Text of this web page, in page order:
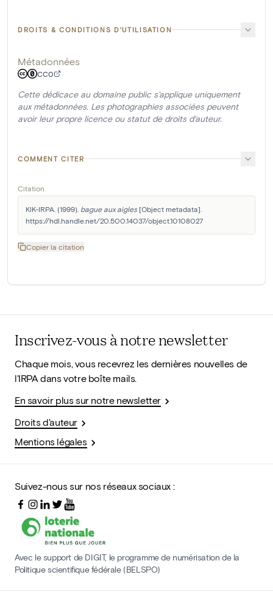
DROITS & CONDITIONS D'UTILISATION
Métadonnées
CC0
Cette dédicace au domaine public s'applique uniquement
aux métadonnées. Les photographies associées peuvent
avoir leur propre licence ou statut de droits d'auteur.
COMMENT CITER
Citation
KIK-IRPA. (1999). bague aux aigles [Object metadata].
https://hdl.handle.net/20.500.14037/object.10108027
Copier la citation
Inscrivez-vous à notre newsletter
Chaque mois, vous recevrez les dernières nouvelles de
l'IRPA dans votre boîte mails.
En savoir plus sur notre newsletter
Droits d'auteur
Mentions légales
Suivez-nous sur nos réseaux sociaux :
Avec le support de DIGIT, le programme de numérisation de la
Politique scientifique fédérale (BELSPO)